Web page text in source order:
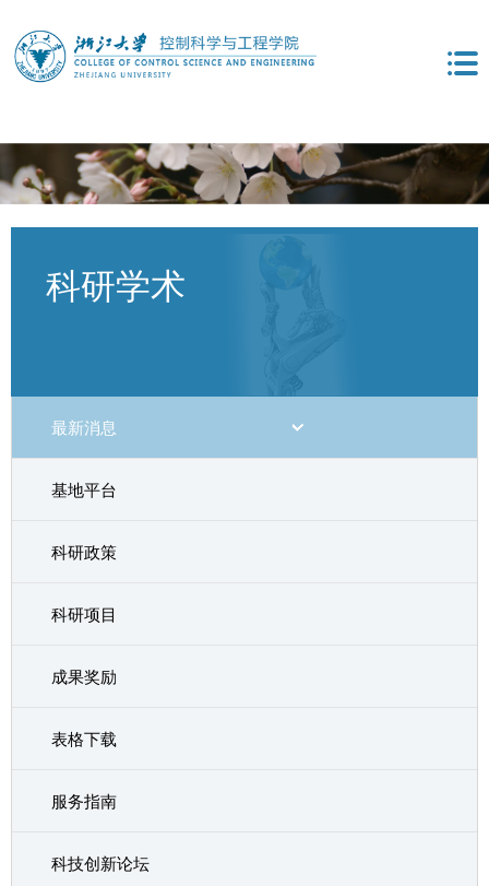
科研学术
最新消息
基地平台
科研政策
科研项目
成果奖励
表格下载
服务指南
科技创新论坛